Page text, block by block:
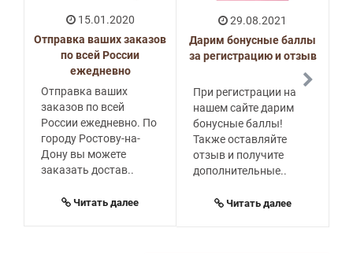
15.01.2020
Отправка ваших заказов
по всей России
ежедневно
Отправка ваших
заказов по всей
России ежедневно. По
городу Ростову-на-
Дону вы можете
заказать достав..
Читать далее
29.08.2021
Дарим бонусные баллы
за регистрацию и отзыв
При регистрации на
нашем сайте дарим
бонусные баллы!
Также оставляйте
отзыв и получите
дополнительные..
Читать далее